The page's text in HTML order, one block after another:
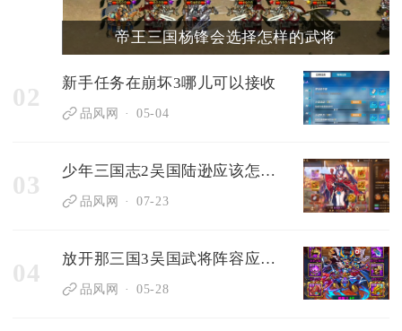
帝王三国杨锋会选择怎样的武将
02 新手任务在崩坏3哪儿可以接收
品风网 05-04
03 少年三国志2吴国陆逊应该怎么组阵容
品风网 07-23
04 放开那三国3吴国武将阵容应该注意哪些关键点
品风网 05-28